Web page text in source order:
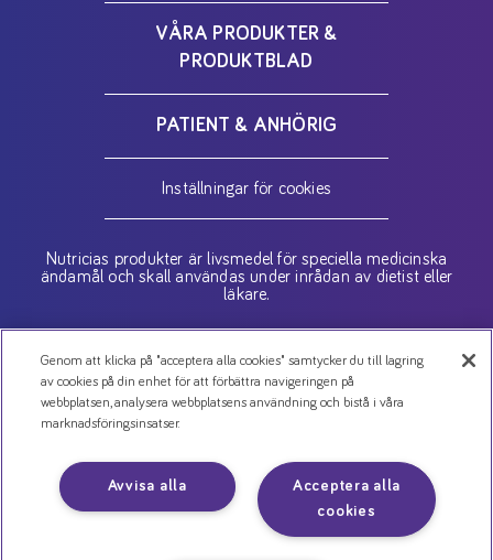
VÅRA PRODUKTER &
PRODUKTBLAD
PATIENT & ANHÖRIG
Inställningar för cookies
Nutricias produkter är livsmedel för speciella medicinska
ändamål och skall användas under inrådan av dietist eller
läkare.
Copyright (C) 2026 Danone AB
Kontakta oss
Nyheter
Cookies
Personuppgiftspolicy
Genom att klicka på "acceptera alla cookies" samtycker du till lagring
av cookies på din enhet för att förbättra navigeringen på
webbplatsen, analysera webbplatsens användning och bistå i våra
marknadsföringsinsatser.
Acceptera alla
cookies
Avvisa alla